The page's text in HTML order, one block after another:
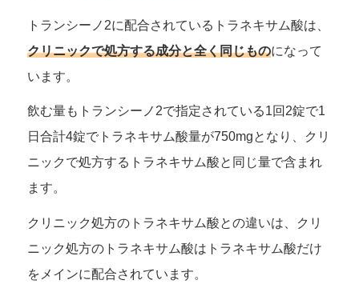
トランシーノ2に配合されているトラネキサム酸は、
クリニックで処方する成分と全く同じものになって
います。
飲む量もトランシーノ2で指定されている1回2錠で1
日合計4錠でトラネキサム酸量が750mgとなり、クリ
ニックで処方するトラネキサム酸と同じ量で含まれ
ます。
クリニック処方のトラネキサム酸との違いは、クリ
ニック処方のトラネキサム酸はトラネキサム酸だけ
をメインに配合されています。